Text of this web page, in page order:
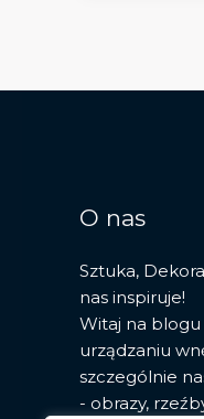
O nas
Sztuka,
nas inspiruje!
Witaj na
urządzaniu
szczególnie
- obrazy,